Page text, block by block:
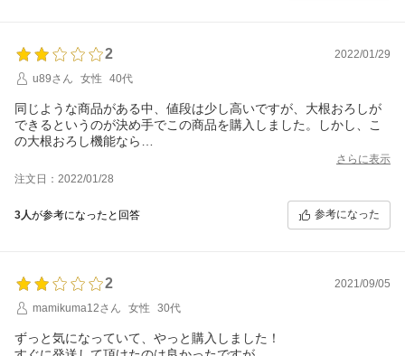
2
2022/01/29
u89さん
女性 40代
同じような商品がある中、値段は少し高いですが、大根おろしが
できるというのが決め手でこの商品を購入しました。しかし、こ
の大根おろし機能なら
何回もチャレンジしましたが、少ししかできず、普通におろす方
が早いです。
これが分かってたら別の商品を購入しました。。残念
さらに表示
注文日：2022/01/28
3人が参考になったと回答 参考になった
2
2021/09/05
mamikuma12さん
女性 30代
ずっと気になっていて、やっと購入しました！